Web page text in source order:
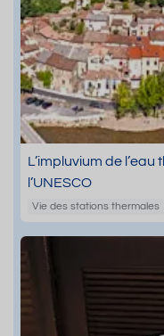
L’impluvium de
l’UNESCO
Vie des stations thermales